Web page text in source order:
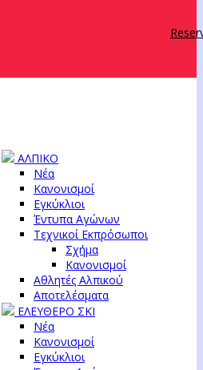
ΑΛΠΙΚΟ
Νέα
Κανονισμοί
Εγκύκλιοι
Έντυπα Αγώνων
Τεχνικοί Εκπρόσωποι
Σχήμα
Κανονισμοί
Αθλητές Αλπικού
Αποτελέσματα
ΕΛΕΥΘΕΡΟ ΣΚΙ
Νέα
Κανονισμοί
Εγκύκλιοι